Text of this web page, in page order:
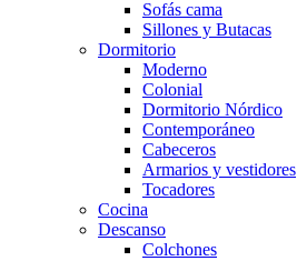
Sofás cama
Sillones y Butacas
Dormitorio
Moderno
Colonial
Dormitorio Nórdico
Contemporáneo
Cabeceros
Armarios y vestidores
Tocadores
Cocina
Descanso
Colchones